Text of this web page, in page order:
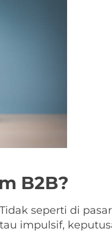
B2B?
seperti di
impulsif,